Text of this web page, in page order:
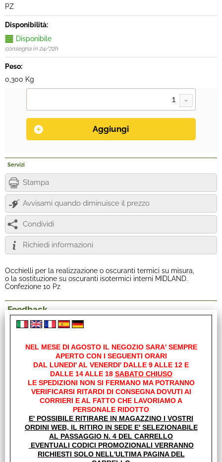
PZ
Disponibilità:
Disponibile
consegna in 24/72h
Peso:
0,300 Kg
Servizi
Stampa
Avvisami quando diminuisce il prezzo
Condividi
Richiedi informazioni
Occhielli per la realizzazione o oscuranti termici su misura,
o la sostituzione su oscuranti isotermici interni MIDLAND.
Confezione 10 Pz
Feedback
02.05.2020
I clienti che hanno acquistato questo prodotto,
hanno scelto anche questi articoli
NEL MESE DI AGOSTO IL NEGOZIO SARA' SEMPRE
APERTO CON I SEGUENTI ORARI
DAL LUNEDI' AL VENERDI' DALLE 9 ALLE 12 E
DALLE 14 ALLE 18 SABATO CHIUSO
LE SPEDIZIONI NON SI FERMANO MA POTRANNO
VERIFICARSI RITARDI DI CONSEGNA DOVUTI AI
CORRIERI E AL FATTO CHE LAVORIAMO A
PERSONALE RIDOTTO
E' POSSIBILE RITIRARE IN MAGAZZINO I VOSTRI
ORDINI WEB, IL RITIRO IN SEDE E' SELEZIONABILE
AL PASSAGGIO N. 4 DEL CARRELLO
EVENTUALI CODICI PROMOZIONALI VERRANNO
RICHIESTI SOLO NELL'ULTIMA PAGINA DEL